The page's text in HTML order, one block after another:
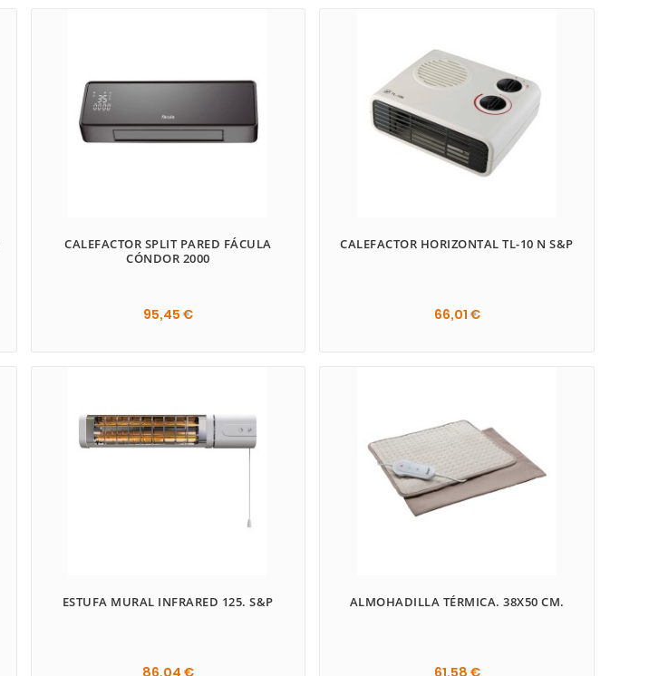
CALEFACTOR SPLIT PARED FÁCULA
CÓNDOR 2000
95,45 €
CALEFACTOR HORIZONTAL TL-10 N S&P
66,01 €
ESTUFA MURAL INFRARED 125. S&P
86,04 €
ALMOHADILLA TÉRMICA. 38X50 CM.
61,58 €